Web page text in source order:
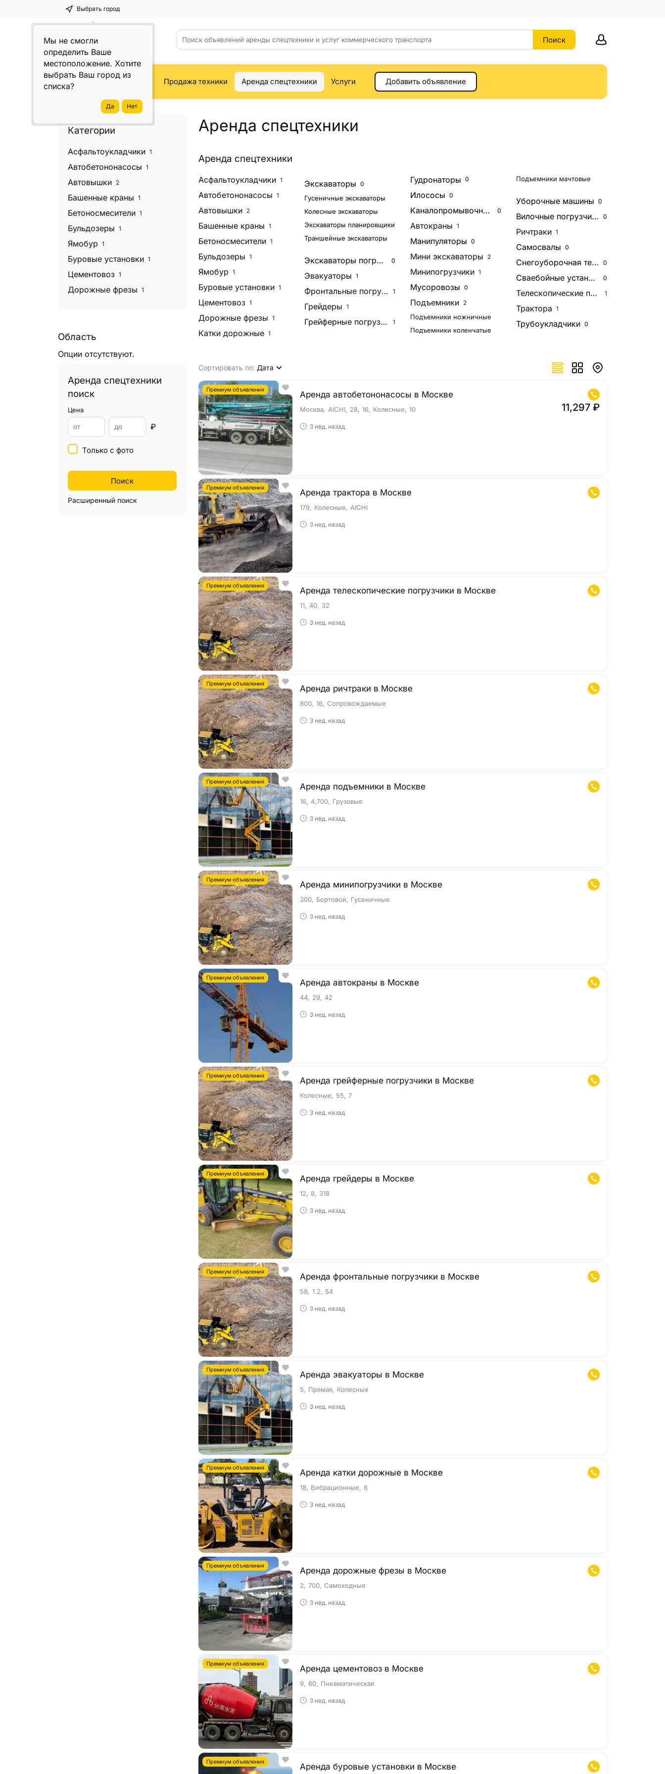
Выбрать город
Мы не смогли
определить Ваше
местоположение. Хотите
выбрать Ваш город из
списка?
Все категории Продажа техники Аренда спецтехники Услуги Добавить объявление
Категории
Асфальтоукладчики 1
Автобетононасосы 1
Автовышки 2
Башенные краны 1
Бетоносмесители 1
Бульдозеры 1
Ямобур 1
Буровые установки 1
Цементовоз 1
Дорожные фрезы 1
Эвакуаторы 1
Грейдеры 1
Грейферные погрузчики
Гудронаторы
Илососы
Манипуляторы
Мини экскаваторы 2
Минипогрузчики 1
Область
Опции отсутствуют.
Аренда спецтехники
поиск
Цена
₽
Только с фото
Расширенный поиск
Аренда спецтехники
Аренда спецтехники
Асфальтоукладчики 1
Автобетононасосы 1
Автовышки 2
Башенные краны 1
Бетоносмесители 1
Бульдозеры 1
Ямобур 1
Буровые установки 1
Цементовоз 1
Дорожные фрезы 1
Катки дорожные 1
Экскаваторы 0
Гусеничные экскаваторы
Колесные экскаваторы
Экскаваторы планировщики
Траншейные экскаваторы
Экскаваторы погрузчики
0
Эвакуаторы 1
Фронтальные погрузчики
1
Грейдеры 1
Грейферные погрузчики1
Гудронаторы 0
Илососы 0
Каналопромывочные машины
0
Автокраны 1
Манипуляторы 0
Мини экскаваторы 2
Минипогрузчики 1
Мусоровозы 0
Подъемники 2
Подъемники ножничные
Подъемники коленчатые
Подъемники мачтовые
Уборочные машины 0
Вилочные погрузчики 0
Ричтраки 1
Самосвалы 0
Снегоуборочная техника
0
Сваебойные установки
0
Телескопические погрузчики
1
Трактора 1
Трубоукладчики 0
Сортировать по: Дата
Премиум объявления Аренда автобетононасосы в Москве
Москва AICHI 28 16 Колесные 10
3 нед. назад
11,297 ₽
Премиум объявления Аренда трактора в Москве
179 Колесные AICHI
3 нед. назад
Премиум объявления Аренда телескопические погрузчики в Москве
11 40 32
3 нед. назад
Премиум объявления Аренда ричтраки в Москве
800 16 Сопровождаемые
3 нед. назад
Премиум объявления Аренда подъемники в Москве
16 4,700 Грузовые
3 нед. назад
Премиум объявления Аренда минипогрузчики в Москве
300 Бортовой Гусеничные
3 нед. назад
Премиум объявления Аренда автокраны в Москве
44 29 42
3 нед. назад
Премиум объявления Аренда грейферные погрузчики в Москве
Колесные 55 7
3 нед. назад
Премиум объявления Аренда грейдеры в Москве
12 8 318
3 нед. назад
Премиум объявления Аренда фронтальные погрузчики в Москве
58 1.2 54
3 нед. назад
Премиум объявления Аренда эвакуаторы в Москве
5 Прямая Колесные
3 нед. назад
Премиум объявления Аренда катки дорожные в Москве
18 Вибрационные 6
3 нед. назад
Премиум объявления Аренда дорожные фрезы в Москве
2 700 Самоходные
3 нед. назад
Премиум объявления Аренда цементовоз в Москве
9 60 Пневматическая
3 нед. назад
Премиум объявления Аренда буровые установки в Москве